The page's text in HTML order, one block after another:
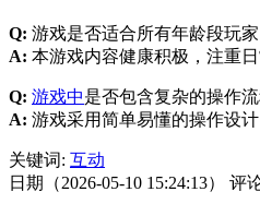
Q: 游戏是否适合所有年龄段玩家
A: 本游戏内容健康积极，注重
Q: 游戏中是否包含复杂的操作流
A: 游戏采用简单易懂的操作设
关键词: 互动
日期（2026-05-10 15:24:13）
评